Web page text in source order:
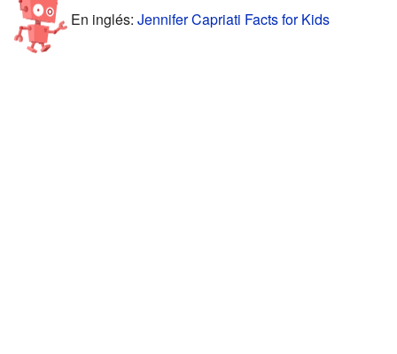
En inglés: Jennifer Capriati Facts for Kids